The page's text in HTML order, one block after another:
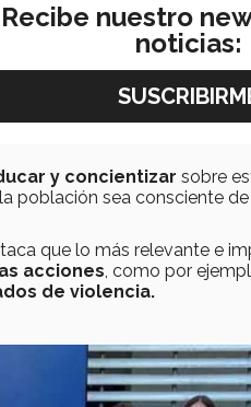
líneas de apoyo,
y concientizar sobre
población sea consciente de
que lo más relevante e
acciones , como por
de violencia.
Recibe nuestro
noticias: